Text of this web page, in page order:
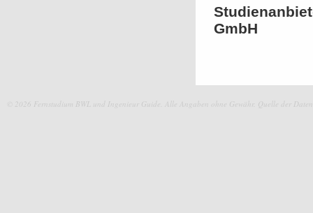
GmbH
© 2026 Fernstudium BWL und Ingenieur Guide. Alle Angaben ohne Gewähr. Quelle der